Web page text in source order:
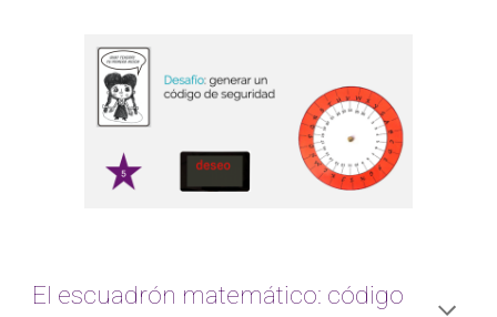
El escuadrón matemático: código